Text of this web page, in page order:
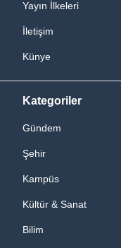
Yayın İlkeleri
İletişim
Künye
Kategoriler
Gündem
Şehir
Kampüs
Kültür & Sanat
Bilim